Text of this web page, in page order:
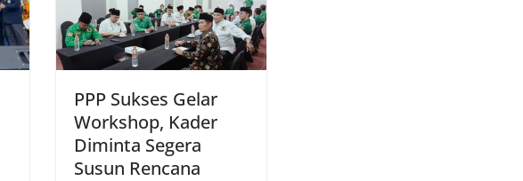
PPP Sukses Gelar
Workshop, Kader
Diminta Segera
Susun Rencana